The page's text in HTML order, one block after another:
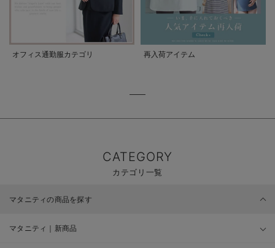
オフィス通勤服カテゴリ 再入荷アイテム
CATEGORY
カテゴリ一覧
マタニティの商品を探す
マタニティ｜新商品